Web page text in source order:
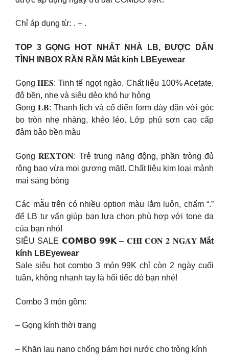
Chỉ áp dụng từ: . – .
TOP 3 GỌNG HOT NHẤT NHÀ LB, ĐƯỢC DÂN
TÌNH INBOX RẦN RẦN Mắt kính LBEyewear
Gọng 𝐇𝐄𝐒: Tinh tế ngọt ngào. Chất liệu 100% Acetate,
độ bền, nhẹ và siêu dẻo khó hư hỏng
Gọng 𝐋𝐁: Thanh lịch và cổ điển form dày dặn với góc
bo tròn nhẹ nhàng, khéo léo. Lớp phủ sơn cao cấp
đảm bảo bền màu
Gọng 𝐑𝐄𝐗𝐓𝐎𝐍: Trẻ trung năng động, phần tròng đủ
rộng bao vừa mọi gương mặt!. Chất liệu kim loại mảnh
mai sáng bóng
Các mẫu trên có nhiều option màu lắm luôn, chấm “.”
để LB tư vấn giúp bạn lựa chọn phù hợp với tone da
của bạn nhó!
SIÊU SALE 𝗖𝗢𝗠𝗕𝗢 𝟵𝟵𝗞 – 𝐂𝐇𝐈̉ 𝐂𝐎̀𝐍 𝟐 𝐍𝐆𝐀̀𝐘 Mắt
kính LBEyewear
Sale siêu hot combo 3 món 99K chỉ còn 2 ngày cuối
tuần, không nhanh tay là hối tiếc đó bạn nhé!
Combo 3 món gồm:
– Gọng kính thời trang
– Khăn lau nano chống bám hơi nước cho tròng kính